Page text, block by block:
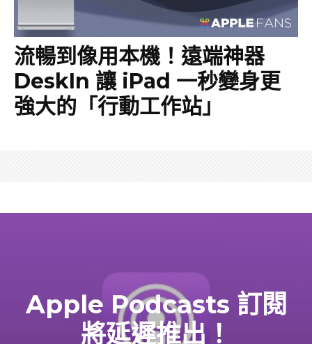
流暢到像用本機！遠端神器
DeskIn 讓 iPad 一秒變身更
強大的「行動工作站」
Apple Podcasts 訂閱
將延遲推出！